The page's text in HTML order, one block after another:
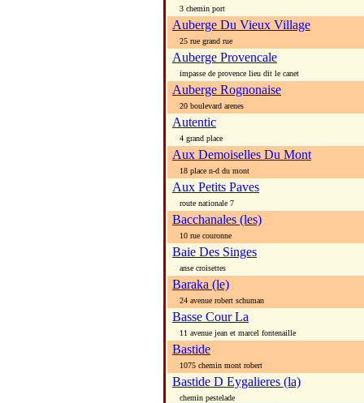
3 chemin port
Auberge Du Vieux Village
25 rue grand rue
Auberge Provencale
impasse de provence lieu dit le canet
Auberge Rognonaise
20 boulevard arenes
Autentic
4 grand place
Aux Demoiselles Du Mont
18 place n-d du mont
Aux Petits Paves
route nationale 7
Bacchanales (les)
10 rue couronne
Baie Des Singes
anse croisettes
Baraka (le)
24 avenue robert schuman
Basse Cour La
11 avenue jean et marcel fontenaille
Bastide
1075 chemin mont robert
Bastide D Eygalieres (la)
chemin pestelade